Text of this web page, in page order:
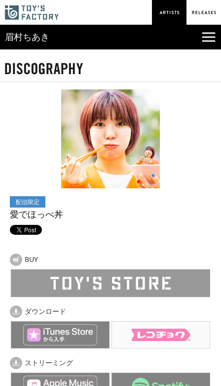
眉村ちあき
配信限定
愛でほっぺ丼
BUY
ダウンロード
ストリーミング